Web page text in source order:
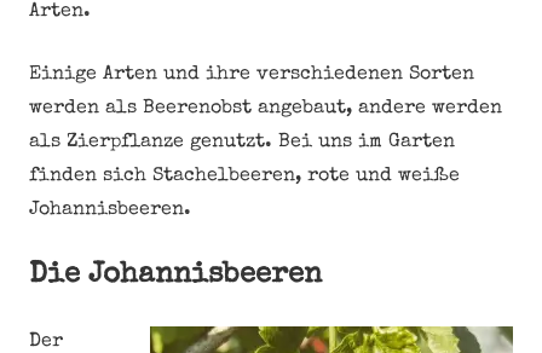
Arten.
Einige Arten und ihre verschiedenen Sorten
werden als Beerenobst angebaut, andere werden
als Zierpflanze genutzt. Bei uns im Garten
finden sich Stachelbeeren, rote und weiße
Johannisbeeren.
Die Johannisbeeren
Der